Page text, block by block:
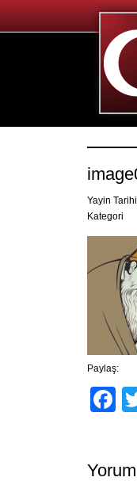
Yayin
Kategori
Paylaş: